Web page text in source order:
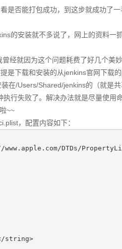
是否能打包成功，到这步就成功了
的安装就不多说了，网上的资料一抓
经就因为这个问题耗费了好几个美妙
是下载和安装的从jenkins官网下载
在/Users/Shared/jenkins的（就是
行失败了。解决办法就是尽量使用
~~
，配置内容如下：
DTDs/
string>